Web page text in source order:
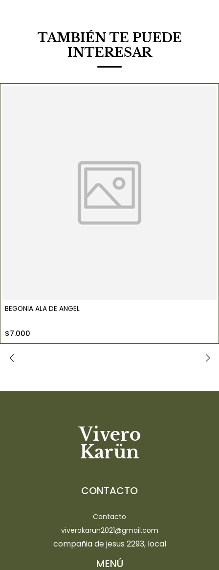
TAMBIÉN TE PUEDE
INTERESAR
BEGONIA ALA DE ANGEL
$7.000
Vivero
Karün
CONTACTO
Contacto
viverokarun2021@gmail.com
compañia de jesus 2293, local
MENÚ